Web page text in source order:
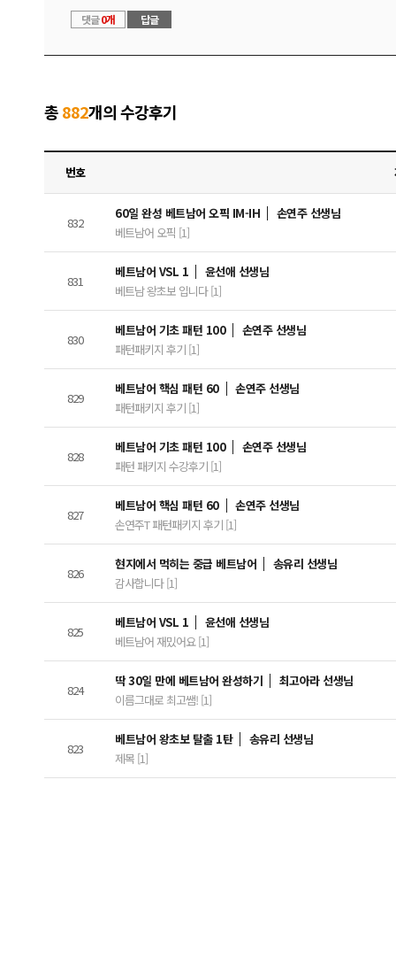
댓글0개 답글
총882개의 수강후기
번호
832
60일 완성 베트남어 오픽 IM-IH
손연주 선생님
베트남어 오픽 [1]
831
베트남어 VSL 1
윤선애 선생님
베트남 왕초보 입니다 [1]
830
베트남어 기초 패턴 100
손연주 선생님
패턴패키지 후기 [1]
829
베트남어 핵심 패턴 60
손연주 선생님
패턴패키지 후기 [1]
828
베트남어 기초 패턴 100
손연주 선생님
패턴 패키지 수강후기 [1]
827
베트남어 핵심 패턴 60
손연주 선생님
손연주T 패턴패키지 후기 [1]
826
현지에서 먹히는 중급 베트남어
송유리 선생님
감사합니다 [1]
825
베트남어 VSL 1
윤선애 선생님
베트남어 재밌어요 [1]
824
딱 30일 만에 베트남어 완성하기
최고아라 선생님
이름그대로 최고쌤! [1]
823
베트남어 왕초보 탈출 1탄
송유리 선생님
제목 [1]